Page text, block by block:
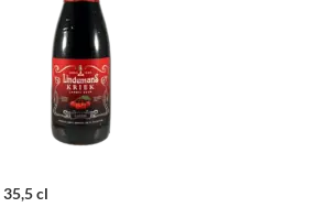
cl